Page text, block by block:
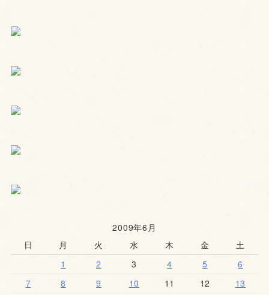
2009年6月
日
月 火 水 木 金
土
1
2 3 4 5
6
7
8 9 10 11 12
13